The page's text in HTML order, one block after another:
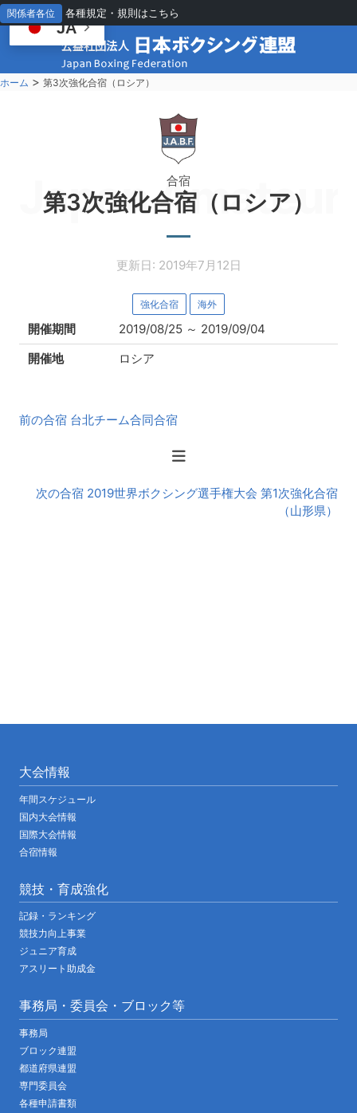
関係者各位 各種規定・規則はこちら
ホーム > 第3次強化合宿（ロシア）
Japan合宿
第3次強化合宿（ロシア）
更新日: 2019年7月12日
強化合宿 海外
開催期間 2019/08/25 ～ 2019/09/04
開催地
ロシア
後
前の合宿 台北チーム合同合宿
次の合宿 2019世界ボクシング選手権大会 第1次強化合宿
（山形県）
大会情報
年間スケジュール
国内大会情報
国際大会情報
合宿情報
競技・育成強化
記録・ランキング
競技力向上事業
ジュニア育成
アスリート助成金
事務局・委員会・ブロック等
事務局
ブロック連盟
都道府県連盟
専門委員会
各種申請書類
JA